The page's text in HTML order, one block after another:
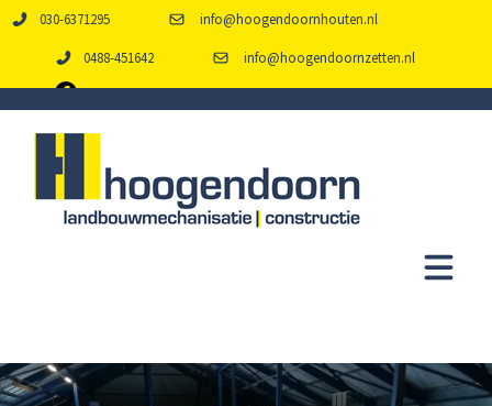
030-6371295 info@hoogendoornhouten.nl
0488-451642 info@hoogendoornzetten.nl